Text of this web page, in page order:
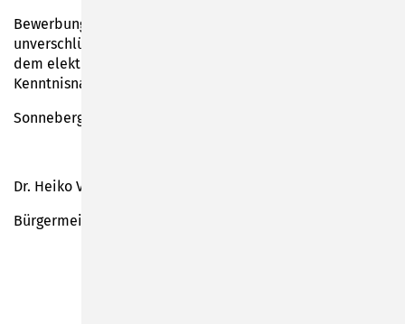
Bewerbungsunterlagen, die per einfacher Mail als
unverschlüsselte PDF-Datei übersandt werden, sind auf
dem elektronischen Postweg gegen unbefugte
Kenntnisnahme oder Veränderung nicht geschützt.
Sonneberg, den 20.10.2025
Dr. Heiko Voigt
Bürgermeister